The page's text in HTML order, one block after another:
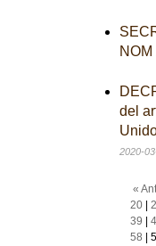
NOM
del
2020-
«
20|
39
58